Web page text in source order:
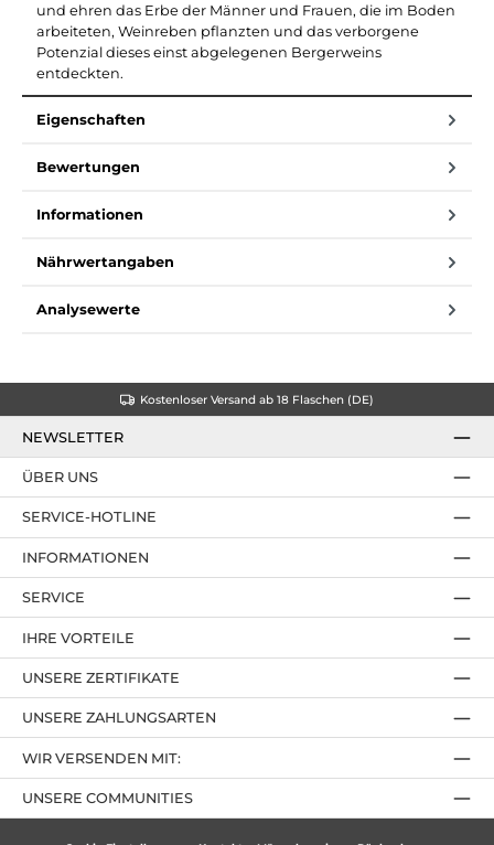
und ehren das Erbe der Männer und Frauen, die im Boden
arbeiteten, Weinreben pflanzten und das verborgene
Potenzial dieses einst abgelegenen Bergerweins
entdeckten.
Eigenschaften
Bewertungen
Informationen
Nährwertangaben
Analysewerte
Kostenloser Versand ab 18 Flaschen (DE)
NEWSLETTER
SERVICE-HOTLINE
IHRE VORTEILE
UNSERE ZAHLUNGSARTEN
ÜBER UNS
UNSERE ZERTIFIKATE
INFORMATIONEN
SERVICE
UNSERE COMMUNITIES
WIR VERSENDEN MIT: